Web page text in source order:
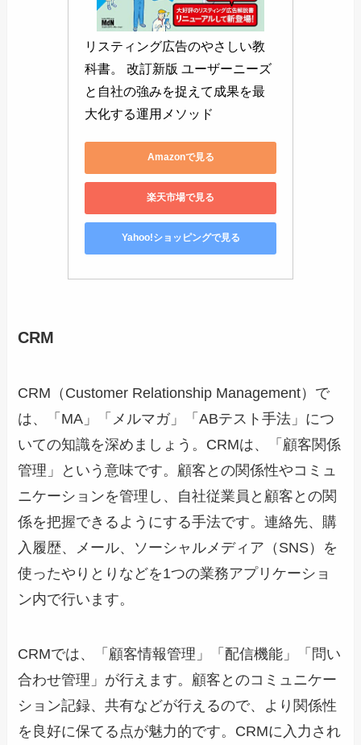
リスティング広告のやさしい教
科書。 改訂新版 ユーザーニーズ
と自社の強みを捉えて成果を最
大化する運用メソッド
Amazonで見る
楽天市場で見る
Yahoo!ショッピングで見る
CRM
CRM（Customer Relationship Management）で
は、「MA」「メルマガ」「ABテスト手法」につ
いての知識を深めましょう。CRMは、「顧客関係
管理」という意味です。顧客との関係性やコミュ
ニケーションを管理し、自社従業員と顧客との関
係を把握できるようにする手法です。連絡先、購
入履歴、メール、ソーシャルメディア（SNS）を
使ったやりとりなどを1つの業務アプリケーショ
ン内で行います。
CRMでは、「顧客情報管理」「配信機能」「問い
合わせ管理」が行えます。顧客とのコミュニケー
ション記録、共有などが行えるので、より関係性
を良好に保てる点が魅力的です。CRMに入力され